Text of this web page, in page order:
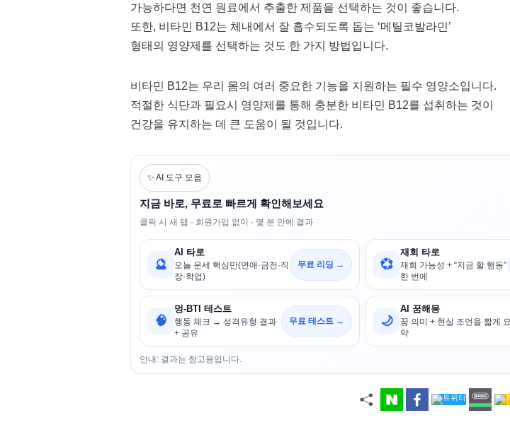
가능하다면 천연 원료에서 추출한 제품을 선택하는 것이 좋습니다.
또한, 비타민 B12는 체내에서 잘 흡수되도록 돕는 ‘메틸코발라민’
형태의 영양제를 선택하는 것도 한 가지 방법입니다.
비타민 B12는 우리 몸의 여러 중요한 기능을 지원하는 필수 영양소입니다.
적절한 식단과 필요시 영양제를 통해 충분한 비타민 B12를 섭취하는 것이
건강을 유지하는 데 큰 도움이 될 것입니다.
✨ AI 도구 모음
지금 바로, 무료로 빠르게 확인해보세요
클릭 시 새 탭 · 회원가입 없이 · 몇 분 안에 결과
🔮
AI 타로
오늘 운세 핵심만(연애·금전·직
장·학업)
무료 리딩 → 💞
재회 타로
재회 가능성 + “지금 할 행동”
한 번에
🧠
멍-BTI 테스트
행동 체크 → 성격유형 결과
+ 공유
무료 테스트 → 🌙
AI 꿈해몽
꿈 의미 + 현실 조언을 짧게 요
약
안내: 결과는 참고용입니다.